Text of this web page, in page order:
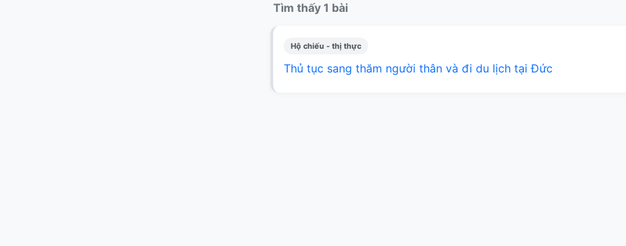
Tìm thấy 1 bài
Hộ chiếu - thị thực
Thủ tục sang thăm người thân và đi du lịch tại Đức